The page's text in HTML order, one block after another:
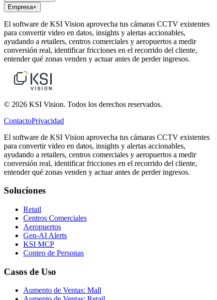
Empresa+
El software de KSI Vision aprovecha tus cámaras CCTV existentes
para convertir video en datos, insights y alertas accionables,
ayudando a retailers, centros comerciales y aeropuertos a medir
conversión real, identificar fricciones en el recorrido del cliente,
entender qué zonas venden y actuar antes de perder ingresos.
© 2026 KSI Vision. Todos los derechos reservados.
ContactoPrivacidad
El software de KSI Vision aprovecha tus cámaras CCTV existentes
para convertir video en datos, insights y alertas accionables,
ayudando a retailers, centros comerciales y aeropuertos a medir
conversión real, identificar fricciones en el recorrido del cliente,
entender qué zonas venden y actuar antes de perder ingresos.
Soluciones
Retail
Centros Comerciales
Aeropuertos
Gen-AI Alerts
KSI MCP
Conteo de Personas
Casos de Uso
Aumento de Ventas: Mall